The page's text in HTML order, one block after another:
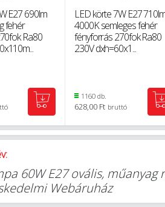
E27 690lm
fehér
Ra80
LED körte 7W E27
4000K semleges fehér
fényforrás 270fok Ra80
230V dxh=60x1...
1160 db.
628,00 Ft bruttó
60W E27 ovális,
Webáruház